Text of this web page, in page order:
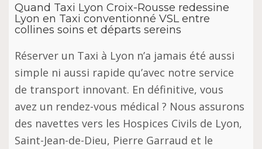
Quand Taxi Lyon Croix-Rousse redessine
Lyon en Taxi conventionné VSL entre
collines soins et départs sereins
Réserver un Taxi à Lyon n’a jamais été aussi
simple ni aussi rapide qu’avec notre service
de transport innovant. En définitive, vous
avez un rendez-vous médical ? Nous assurons
des navettes vers les Hospices Civils de Lyon,
Saint-Jean-de-Dieu, Pierre Garraud et le